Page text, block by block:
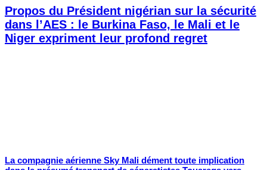
Propos du Président nigérian sur la sécurité
dans l’AES : le Burkina Faso, le Mali et le
Niger expriment leur profond regret
La compagnie aérienne Sky Mali dément toute implication